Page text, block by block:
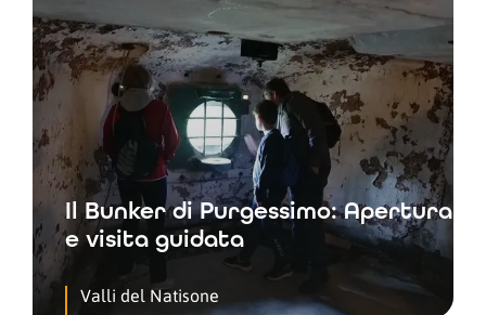
Il Bunker di Purgessimo: Apertura
e visita guidata
Valli del Natisone